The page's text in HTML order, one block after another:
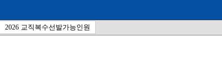
2026 교직복수선발가능인원